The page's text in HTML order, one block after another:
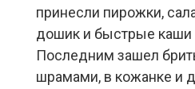
принесли пирожки,
дошик и быстрые каши
Последним зашел
шрамами, в кожанке и